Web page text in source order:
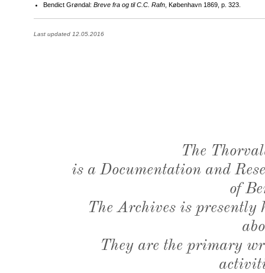
Bendict Grøndal: Breve fra og til C.C. Rafn , København 1869, p. 323.
Last updated 12.05.2016
The
is a Documentation and
of
The Archives is presently
They are the primary